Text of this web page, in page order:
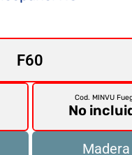
F60
Cod. MINVU
No
Madera